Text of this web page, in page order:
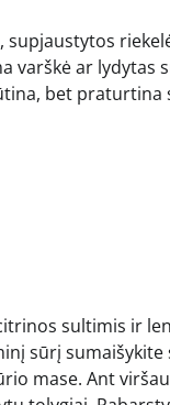
supjaustytos
varškė ar lydytas
bet praturtina
sultimis ir
sūrį
mase. Ant